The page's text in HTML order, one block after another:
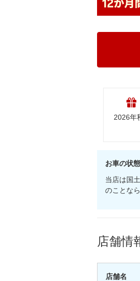
2026年
お車の状
当店は国
のことな
店舗情
店舗名